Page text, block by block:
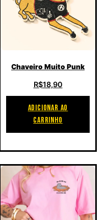
Chaveiro Muito Punk
R$18,90
ADICIONAR AO
CARRINHO
Este produto tem várias